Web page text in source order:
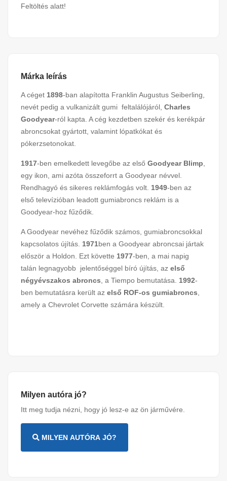
Feltöltés alatt!
Márka leírás
A céget 1898-ban alapította Franklin Augustus Seiberling,
nevét pedig a vulkanizált gumi feltalálójáról, Charles
Goodyear-ról kapta. A cég kezdetben szekér és kerékpár
abroncsokat gyártott, valamint lópatkókat és
pókerzsetonokat.
1917-ben emelkedett levegőbe az első Goodyear Blimp
egy ikon, ami azóta összeforrt a Goodyear névvel.
Rendhagyó és sikeres reklámfogás volt. 1949-ben az
első televízióban leadott gumiabroncs reklám is a
Goodyear-hoz fűződik.
A Goodyear nevéhez fűződik számos, gumiabroncsokkal
kapcsolatos újítás. 1971ben a Goodyear abroncsai jártak
először a Holdon. Ezt követte 1977-ben, a mai napig
talán legnagyobb jelentőséggel bíró újítás, az első
négyévszakos abroncs , a Tiempo bemutatása. 1992-
ben bemutatásra került az első ROF-os gumiabroncs
amely a Chevrolet Corvette számára készült.
Milyen autóra jó?
Itt meg tudja nézni, hogy jó lesz-e az ön járművére.
MILYEN AUTÓRA JÓ?